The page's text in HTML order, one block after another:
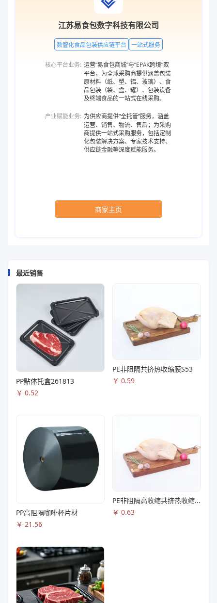
江苏易食包数字科技有限公司
数智化食品包装供应链平台 一站式服务
核心平台业务: 运营“易食包商城”与“EPAK跨境”双
平台，为全球采购商提供涵盖包装
原材料（纸、塑、铝、玻璃）、食
品包装（袋、盒、罐）、包装设备
及终端食品的一站式在线采购。
产业赋能业务: 为供应商提供“全托管”服务，涵盖
运营、销售、物流、售后；为采购
商提供一站式采购服务，包括定制
化包装解决方案、专家技术支持、
供应链金融等深度赋能服务。
商家主页
最近销售
PP贴体托盒261813
￥ 0.52
PE非阻隔共挤热收缩膜S53
￥ 0.59
PP高阻隔咖啡杯片材
￥ 21.56
PE非阻隔高收缩共挤热收缩膜S83
￥ 0.63